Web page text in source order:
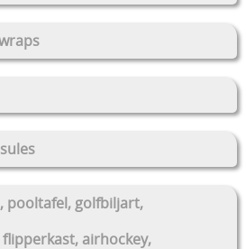
pooltafel, golfbiljart,
airhockey,